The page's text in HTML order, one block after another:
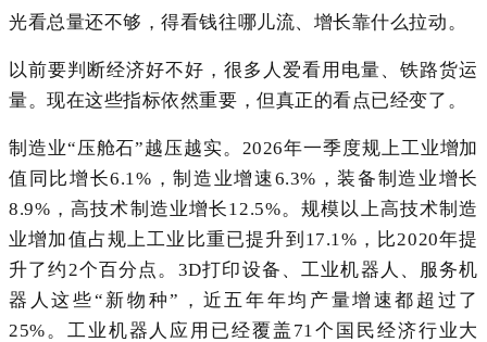
光看总量还不够，得看钱往哪儿流、增长靠什么拉动。
以前要判断经济好不好，很多人爱看用电量、铁路货运
量。现在这些指标依然重要，但真正的看点已经变了。
制造业“压舱石”越压越实。2026年一季度规上工业增加
值同比增长6.1%，制造业增速6.3%，装备制造业增长
8.9%，高技术制造业增长12.5%。规模以上高技术制造
业增加值占规上工业比重已提升到17.1%，比2020年提
升了约2个百分点。3D打印设备、工业机器人、服务机
器人这些“新物种”，近五年年均产量增速都超过了
25%。工业机器人应用已经覆盖71个国民经济行业大